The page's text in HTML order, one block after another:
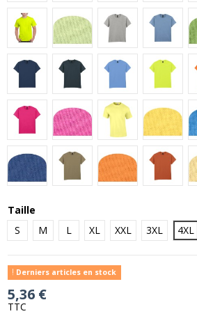
Fluorescent Yellow
Pistachio Sport Grey Stone
Blue Dusk Dark HeatherCarolina BlueSafety
Heliconia Azalea Cornsilk Daisy
Metro Blue Prairie DustTangerine Texas
Taille
S
M L XL XXL 3XL 4XL
Derniers articles en stock
5,36 €
TTC